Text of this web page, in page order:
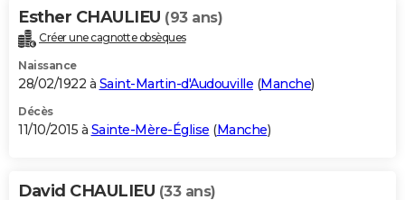
Esther CHAULIEU (93 ans)
Créer une cagnotte obsèques
Naissance
28/02/1922 à Saint-Martin-d'Audouville (Manche)
Décès
11/10/2015 à Sainte-Mère-Église (Manche)
David CHAULIEU (33 ans)